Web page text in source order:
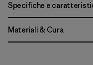
Specifiche e
Materiali & Cura